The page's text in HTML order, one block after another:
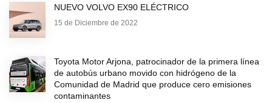
NUEVO VOLVO EX90 ELÉCTRICO
15 de Diciembre de 2022
Toyota Motor Arjona, patrocinador de la primera línea
de autobús urbano movido con hidrógeno de la
Comunidad de Madrid que produce cero emisiones
contaminantes